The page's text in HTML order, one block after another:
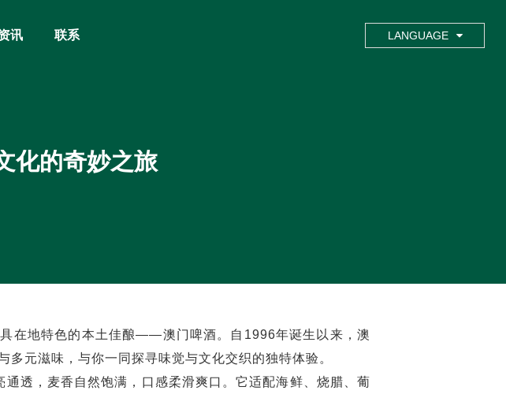
讯 联系 LANGUAGE
化的奇妙之旅
在地特色的本土佳酿——澳门啤酒。自1996年诞生以来，澳
元滋味，与你一同探寻味觉与文化交织的独特体验。
透，麦香自然饱满，口感柔滑爽口。它适配海鲜、烧腊、葡